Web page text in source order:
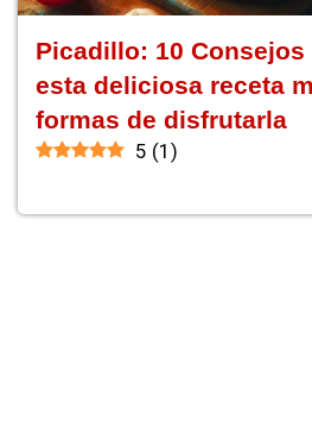
Picadillo: 10 Consejos
esta deliciosa receta
formas de disfrutarla
5 (1 )